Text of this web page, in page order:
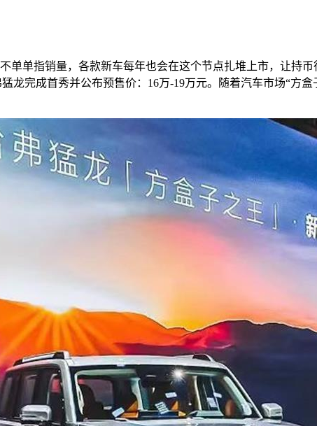
单单指销量，各款新车每年也会在这个节点扎堆上市，让持币
龙完成首秀并公布预售价：16万-19万元。随着汽车市场“方